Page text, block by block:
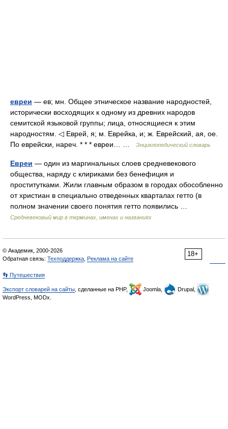
евреи — ев; мн. Общее этническое название народностей,
исторически восходящих к одному из древних народов
семитской языковой группы; лица, относящиеся к этим
народностям. ◁ Еврей, я; м. Еврейка, и; ж. Еврейский, ая, ое.
По еврейски, нареч. * * * евреи… …
Энциклопедический словарь
Евреи — один из маргинальных слоев средневекового
общества, наряду с клириками без бенефиция и
проститутками. Жили главным образом в городах обособленно
от христиан в специально отведенных кварталах гетто (в
полном значении своего понятия гетто появились …
Средневековый мир в терминах, именах и названиях
18+
© Академик, 2000-2026
Обратная связь: Техподдержка Реклама на сайте
👣 Путешествия
Экспорт словарей на сайты , сделанные на PHP, Joomla,
Drupal,
WordPress, MODx.